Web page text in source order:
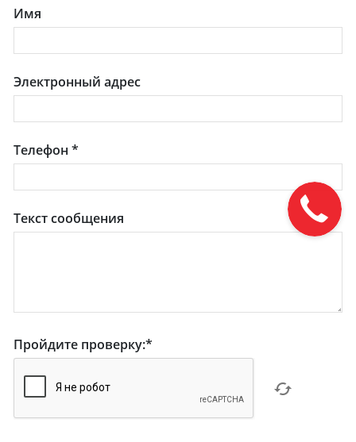
Имя
Электронный адрес
Телефон*
Текст сообщения
Пройдите проверку:*